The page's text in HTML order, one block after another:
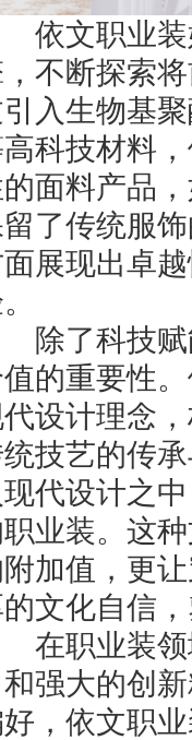
文职业装
不断探索
入生物基
科技材料
面料产品
了传统服
展现出卓
了科技赋
的重要性
设计理念
技艺的传
现代设计之
职业装。这
附加值，更
的文化自信
职业装领
和强大的创
，依文职